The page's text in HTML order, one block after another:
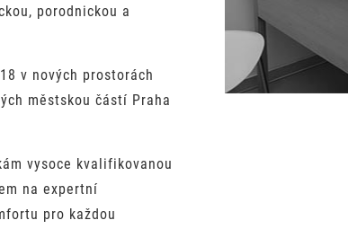
porodnickou a
v nových prostorách
městskou částí Praha
vysoce kvalifikovanou
na expertní
pro každou